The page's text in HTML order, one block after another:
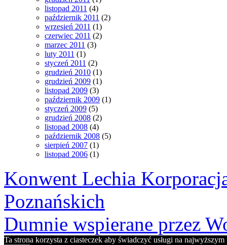
listopad 2011 (4)
październik 2011 (2)
wrzesień 2011 (1)
czerwiec 2011 (2)
marzec 2011 (3)
luty 2011 (1)
styczeń 2011 (2)
grudzień 2010 (1)
grudzień 2009 (1)
listopad 2009 (3)
październik 2009 (1)
styczeń 2009 (5)
grudzień 2008 (2)
listopad 2008 (4)
październik 2008 (5)
sierpień 2007 (1)
listopad 2006 (1)
Konwent Lechia
Poznańskich
Dumnie wspierane przez
Ta strona korzysta z ciasteczek aby świadczyć usługi na